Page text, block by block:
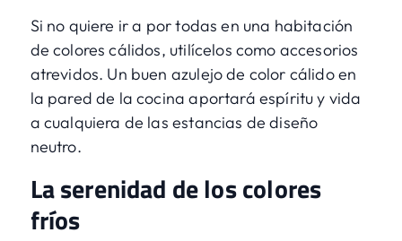
Si no quiere ir a por todas en una habitación
de colores cálidos, utilícelos como accesorios
atrevidos. Un buen azulejo de color cálido en
la pared de la cocina aportará espíritu y vida
a cualquiera de las estancias de diseño
neutro.
La serenidad de los colores
fríos